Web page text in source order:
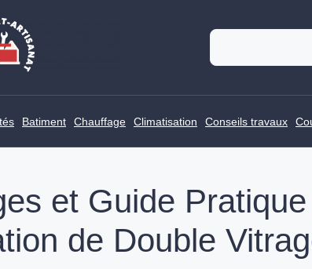
Rechercher
Batiment Chauffage Climatisation Conseils travaux
et Guide
de Double